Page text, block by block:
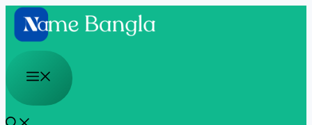
Skip
to
content
Menu